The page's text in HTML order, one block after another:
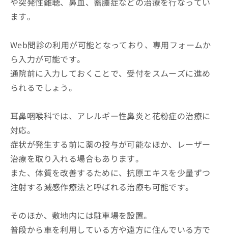
ます。
Web問診の利用が可能となっており、専用フォームか
ら入力が可能です。
通院前に入力しておくことで、受付をスムーズに進め
られるでしょう。
耳鼻咽喉科では、アレルギー性鼻炎と花粉症の治療に
対応。
症状が発生する前に薬の投与が可能なほか、レーザー
治療を取り入れる場合もあります。
また、体質を改善するために、抗原エキスを少量ずつ
注射する減感作療法と呼ばれる治療も可能です。
そのほか、敷地内には駐車場を設置。
普段から車を利用している方や遠方に住んでいる方で